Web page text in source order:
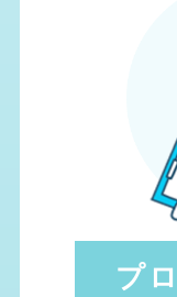
プ